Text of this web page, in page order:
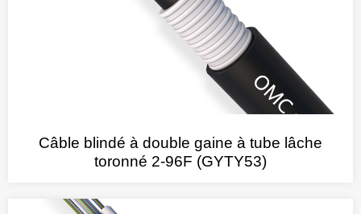
Câble blindé à double gaine à tube lâche
toronné 2-96F (GYTY53)